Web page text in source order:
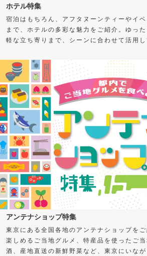
ホテル特集
宿泊はもちろん、アフタヌーンティーやイ
まで、ホテルの多彩な魅力をご紹介。ゆっ
軽な立ち寄りまで、シーンに合わせて活用し
アンテナショップ特集
東京にある全国各地のアンテナショップを
楽しめるご当地グルメ、特産品を使ったご
酒、産地直送の新鮮野菜など、東京にいな